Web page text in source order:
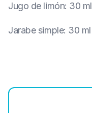
Jugo de limón: 30 ml
Jarabe simple: 30 ml